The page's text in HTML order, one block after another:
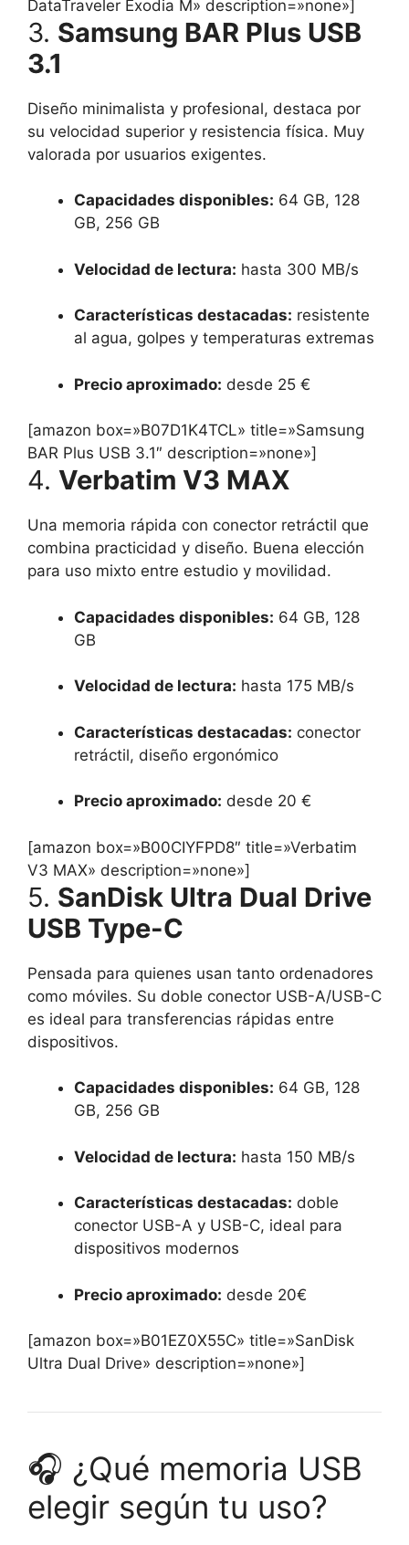
DataTraveler Exodia M» description=»none»]
3. Samsung BAR Plus USB
3.1
Diseño minimalista y profesional, destaca por
su velocidad superior y resistencia física. Muy
valorada por usuarios exigentes.
Capacidades disponibles: 64 GB, 128
GB, 256 GB
Velocidad de lectura: hasta 300 MB/s
Características destacadas: resistente
al agua, golpes y temperaturas extremas
Precio aproximado: desde 25 €
[amazon box=»B07D1K4TCL» title=»Samsung
BAR Plus USB 3.1″ description=»none»]
4. Verbatim V3 MAX
Una memoria rápida con conector retráctil que
combina practicidad y diseño. Buena elección
para uso mixto entre estudio y movilidad.
Capacidades disponibles: 64 GB, 128
GB
Velocidad de lectura: hasta 175 MB/s
Características destacadas: conector
retráctil, diseño ergonómico
Precio aproximado: desde 20 €
[amazon box=»B00CIYFPD8″ title=»Verbatim
V3 MAX» description=»none»]
5. SanDisk Ultra Dual Drive
USB Type-C
Pensada para quienes usan tanto ordenadores
como móviles. Su doble conector USB-A/USB-C
es ideal para transferencias rápidas entre
dispositivos.
Capacidades disponibles: 64 GB, 128
GB, 256 GB
Velocidad de lectura: hasta 150 MB/s
Características destacadas: doble
conector USB-A y USB-C, ideal para
dispositivos modernos
Precio aproximado: desde 20€
[amazon box=»B01EZ0X55C» title=»SanDisk
Ultra Dual Drive» description=»none»]
🎧 ¿Qué memoria USB
elegir según tu uso?